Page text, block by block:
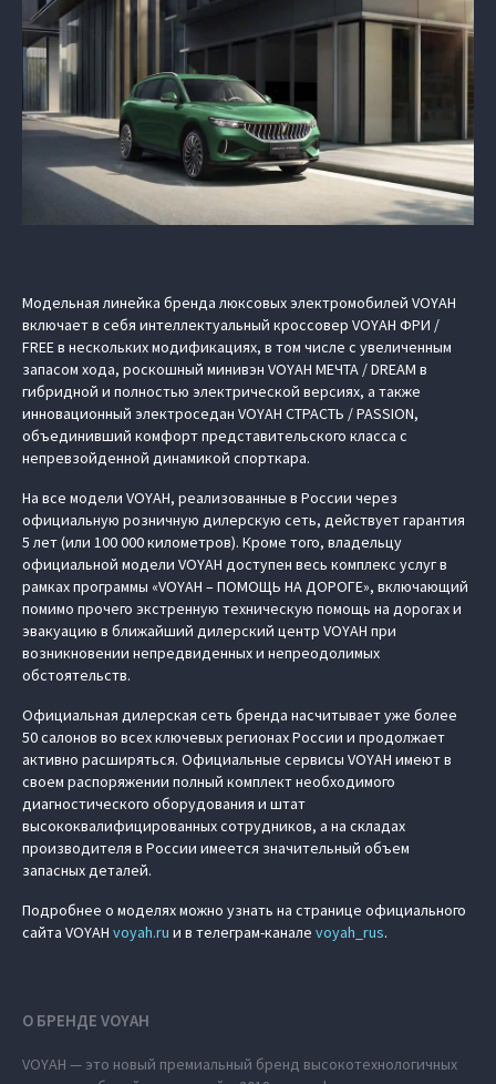
Модельная линейка бренда люксовых электромобилей VOYAH
включает в себя интеллектуальный кроссовер VOYAH ФРИ /
FREE в нескольких модификациях, в том числе с увеличенным
запасом хода, роскошный минивэн VOYAH МЕЧТА / DREAM в
гибридной и полностью электрической версиях, а также
инновационный электроседан VOYAH СТРАСТЬ / PASSION,
объединивший комфорт представительского класса с
непревзойденной динамикой спорткара.
На все модели VOYAH, реализованные в России через
официальную розничную дилерскую сеть, действует гарантия
5 лет (или 100 000 километров). Кроме того, владельцу
официальной модели VOYAH доступен весь комплекс услуг в
рамках программы «VOYAH – ПОМОЩЬ НА ДОРОГЕ», включающий
помимо прочего экстренную техническую помощь на дорогах и
эвакуацию в ближайший дилерский центр VOYAH при
возникновении непредвиденных и непреодолимых
обстоятельств.
Официальная дилерская сеть бренда насчитывает уже более
50 салонов во всех ключевых регионах России и продолжает
активно расширяться. Официальные сервисы VOYAH имеют в
своем распоряжении полный комплект необходимого
диагностического оборудования и штат
высококвалифицированных сотрудников, а на складах
производителя в России имеется значительный объем
запасных деталей.
Подробнее о моделях можно узнать на странице официального
сайта VOYAH voyah.ru и в телеграм-канале voyah_rus.
О БРЕНДЕ VOYAH
VOYAH — это новый премиальный бренд высокотехнологичных